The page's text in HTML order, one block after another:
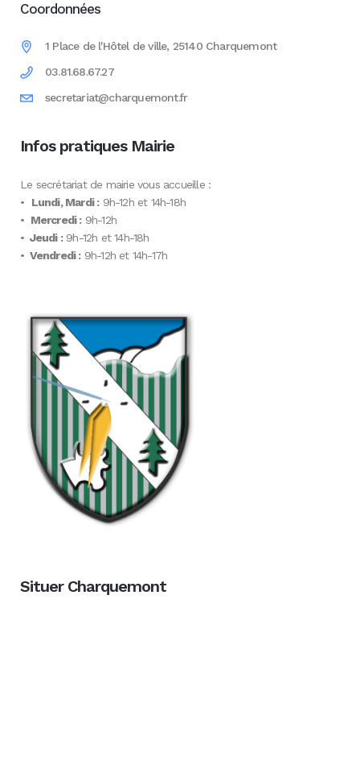
Coordonnées
1 Place de l'Hôtel de ville, 25140 Charquemont
03.81.68.67.27
secretariat@charquemont.fr
Infos pratiques Mairie
Le secrétariat de mairie vous accueille :
• Lundi, Mardi :9h-12h et 14h-18h
• Mercredi :9h-12h
• Jeudi :9h-12h et 14h-18h
• Vendredi :9h-12h et 14h-17h
Situer Charquemont